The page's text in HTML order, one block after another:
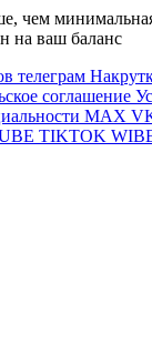
чем
на ваш баланс
телеграм
соглашение
MAX
TIKTOK